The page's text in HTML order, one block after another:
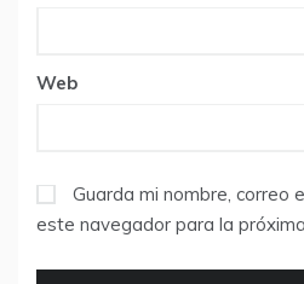
Web
Guarda mi nombre, correo
este navegador para la